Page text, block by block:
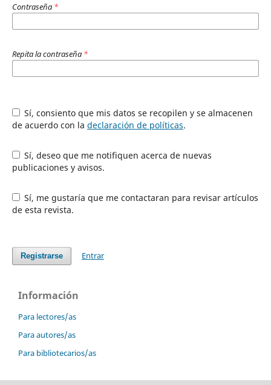
Contraseña *
Repita la contraseña *
Sí, consiento que mis datos se recopilen y se almacenen
de acuerdo con la declaración de políticas.
Sí, deseo que me notifiquen acerca de nuevas
publicaciones y avisos.
Sí, me gustaría que me contactaran para revisar artículos
de esta revista.
Registrarse Entrar
Información
Para lectores/as
Para autores/as
Para bibliotecarios/as